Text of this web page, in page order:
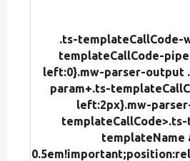
.ts-templateCallCode-
templateCallCode-
left:0}.mw-parser-output
param+.ts-
left:2px}.mw-
templateName